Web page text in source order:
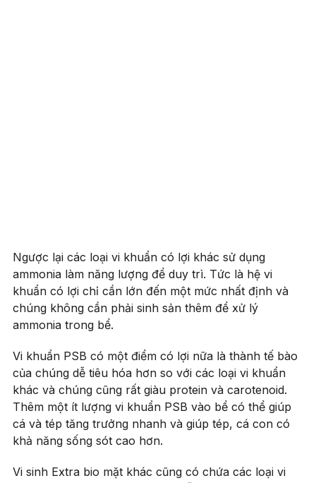
Ngược lại các loại vi khuẩn có lợi khác sử dụng
ammonia làm năng lượng để duy trì. Tức là hệ vi
khuẩn có lợi chỉ cần lớn đến một mức nhất định và
chúng không cần phải sinh sản thêm để xử lý
ammonia trong bể.
Vi khuẩn PSB có một điểm có lợi nữa là thành tế bào
của chúng dễ tiêu hóa hơn so với các loại vi khuẩn
khác và chúng cũng rất giàu protein và carotenoid.
Thêm một ít lượng vi khuẩn PSB vào bể có thể giúp
cá và tép tăng trưởng nhanh và giúp tép, cá con có
khả năng sống sót cao hơn.
Vi sinh Extra bio mặt khác cũng có chứa các loại vi